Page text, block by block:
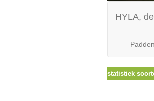
HYLA,
statistiek